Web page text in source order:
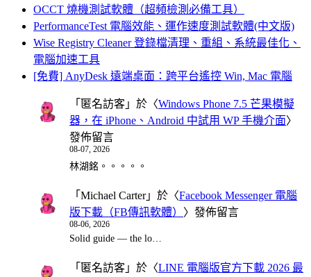
OCCT 燒機測試軟體（超頻檢測必備工具）
PerformanceTest 電腦效能、運作速度測試軟體(中文版)
Wise Registry Cleaner 登錄檔清理、重組、系統最佳化、
電腦加速工具
[免費] AnyDesk 遠端桌面：跨平台遙控 Win, Mac 電腦
「 匿名訪客 」於〈Windows Phone 7.5 芒果模擬
器，在 iPhone、Android 中試用 WP 手機介面〉
發佈留言
08-07, 2026
林湖銘。。。。。
「 Michael Carter」於〈Facebook Messenger 電腦
版下載（FB傳訊軟體） 〉發佈留言
08-06, 2026
Solid guide — the lo…
「 匿名訪客 」於〈LINE 電腦版官方下載 2026 最